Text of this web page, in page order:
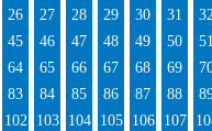
26 27 28 29 30 31
45 46 47 48 49 50
64 65 66 67 68 69
83 84 85 86 87 88
102 103 104 105 106 107